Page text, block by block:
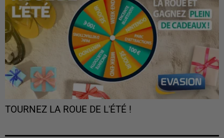
TOURNEZ LA ROUE DE L'ÉTÉ !